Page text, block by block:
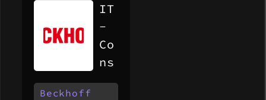
IT
-
Co
ns
ul
Beckhoff